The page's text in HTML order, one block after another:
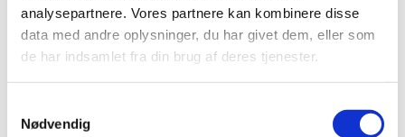
analysepartnere. Vores partnere kan kombinere disse
data med andre oplysninger, du har givet dem, eller som
de har indsamlet fra din brug af deres tjenester.
Nødvendig
2011 (13)
november (1)
oktober (2)
september (2)
juli (1)